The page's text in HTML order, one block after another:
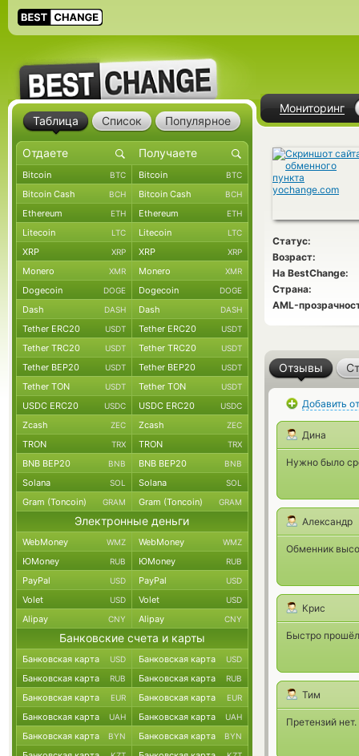
Мониторинг
Статус:
Возраст:
На BestChange:
Страна:
AML-
Отзывы
Добавить
Дина
Нужно было
Александр
Обменник
Крис
Быстро
Тим
Претензий
Таблица Список Популярное
Bitcoin BTC Bitcoin BTC
Bitcoin Cash BCH Bitcoin Cash BCH
Ethereum ETH Ethereum ETH
Litecoin LTC Litecoin LTC
XRP XRP XRP XRP
Monero XMR Monero XMR
Dogecoin DOGE Dogecoin DOGE
Dash DASH Dash DASH
Tether ERC20 USDT Tether ERC20 USDT
Tether TRC20 USDT Tether TRC20 USDT
Tether BEP20 USDT Tether BEP20 USDT
Tether TON USDT Tether TON USDT
USDC ERC20 USDC USDC ERC20 USDC
Zcash ZEC Zcash ZEC
TRON TRX TRON TRX
BNB BEP20 BNB BNB BEP20 BNB
Solana SOL Solana SOL
Gram (Toncoin) GRAM Gram (Toncoin) GRAM
Электронные деньги
WebMoney WMZ WebMoney WMZ
ЮMoney RUB ЮMoney RUB
PayPal USD PayPal USD
Volet USD Volet USD
Alipay CNY Alipay CNY
Банковские счета и карты
Банковская карта USD Банковская карта USD
Банковская карта RUB Банковская карта RUB
Банковская карта EUR Банковская карта EUR
Банковская карта UAH Банковская карта UAH
Банковская карта BYN Банковская карта BYN